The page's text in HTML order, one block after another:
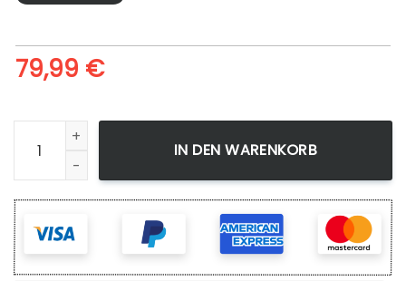
79,99 €
Leinwandbild Bleach Grimmjow Wandbilder Kunstdrucke
IN DEN WARENKORB